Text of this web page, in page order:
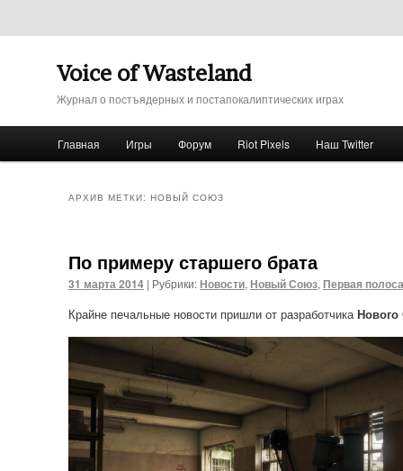
Voice of Wasteland
Журнал о постъядерных и постапокалиптических играх
Перейти к основному содержимому
Перейти к дополнительному содержимому
Главная Игры Форум Riot Pixels Наш Twitter
АРХИВ МЕТКИ: НОВЫЙ СОЮЗ
По примеру старшего брата
31 марта 2014 | Рубрики:Новости, Новый Союз, Первая полоса
Крайне печальные новости пришли от разработчика